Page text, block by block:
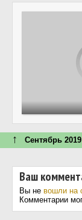
↑ Сентябрь 2019
Ваш
Вы не вошли на
Комментарии